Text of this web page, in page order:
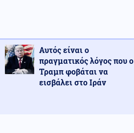
Αυτός είναι ο
πραγματικός λόγος που ο
Τραμπ φοβάται να
εισβάλει στο Ιράν